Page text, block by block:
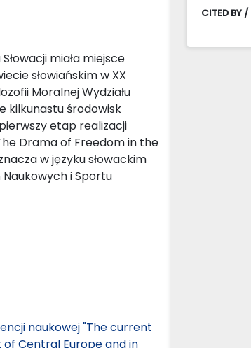
miała miejsce
słowiańskim w XX
Moralnej Wydziału
kilkunastu środowisk
etap realizacji
Drama of Freedom in the
w języku słowackim
i Sportu
naukowej "The current
Central Europe and in
CITED BY /